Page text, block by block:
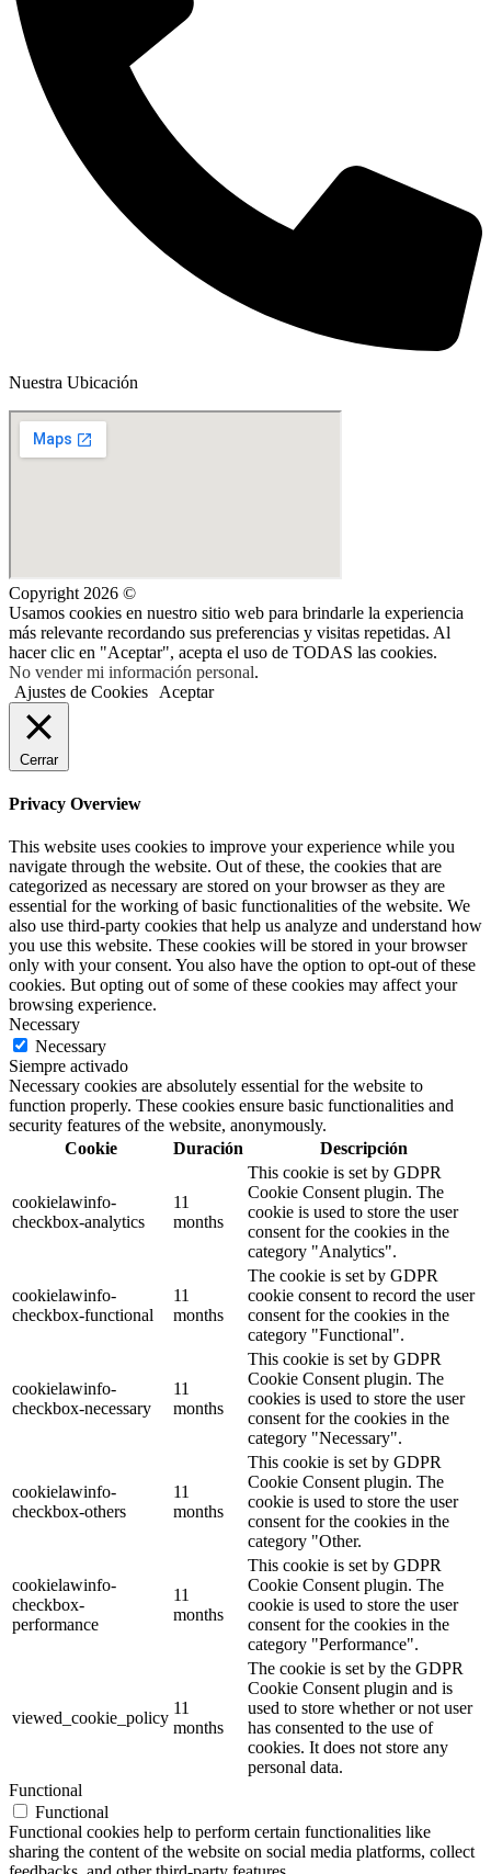
Nuestra Ubicación
Copyright 2026 ©
Usamos cookies en nuestro sitio web para brindarle la experiencia
más relevante recordando sus preferencias y visitas repetidas. Al
hacer clic en "Aceptar", acepta el uso de TODAS las cookies.
No vender mi información personal.
Ajustes de Cookies
Aceptar
Cerrar
Privacy Overview
This website uses cookies to improve your experience while you
navigate through the website. Out of these, the cookies that are
categorized as necessary are stored on your browser as they are
essential for the working of basic functionalities of the website. We
also use third-party cookies that help us analyze and understand how
you use this website. These cookies will be stored in your browser
only with your consent. You also have the option to opt-out of these
cookies. But opting out of some of these cookies may affect your
browsing experience.
Necessary
Necessary
Siempre activado
Necessary cookies are absolutely essential for the website to
function properly. These cookies ensure basic functionalities and
security features of the website, anonymously.
Cookie
Duración Descripción
cookielawinfo-
checkbox-analytics
11
months
This cookie is set by GDPR
Cookie Consent plugin. The
cookie is used to store the user
consent for the cookies in the
category "Analytics".
cookielawinfo-
checkbox-functional
11
months
The cookie is set by GDPR
cookie consent to record the user
consent for the cookies in the
category "Functional".
cookielawinfo-
checkbox-necessary
11
months
This cookie is set by GDPR
Cookie Consent plugin. The
cookies is used to store the user
consent for the cookies in the
category "Necessary".
cookielawinfo-
checkbox-others
11
months
This cookie is set by GDPR
Cookie Consent plugin. The
cookie is used to store the user
consent for the cookies in the
category "Other.
cookielawinfo-
checkbox-
performance
11
months
This cookie is set by GDPR
Cookie Consent plugin. The
cookie is used to store the user
consent for the cookies in the
category "Performance".
viewed_cookie_policy
11
months
The cookie is set by the GDPR
Cookie Consent plugin and is
used to store whether or not user
has consented to the use of
cookies. It does not store any
personal data.
Functional
Functional
Functional cookies help to perform certain functionalities like
sharing the content of the website on social media platforms, collect